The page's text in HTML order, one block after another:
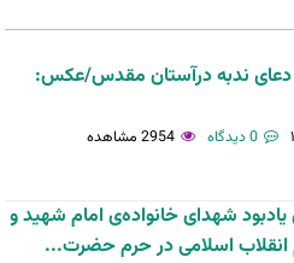
ندبه درآستان مقدس/عکس:
0 دیدگاه 2954 مشاهده
شهدای خانواده‌ی امام شهید و
اسلامی در حرم حضرت...